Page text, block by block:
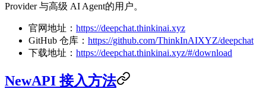
Provider 与高级 AI Agent的用户。
官网地址： https://deepchat.thinkinai.xyz
GitHub 仓库： https://github.com/ThinkInAIXYZ/deepchat
下载地址： https://deepchat.thinkinai.xyz/#/download
NewAPI 接入方法